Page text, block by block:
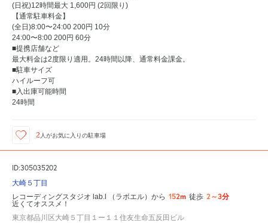
(日祝)12時間最大 1,600円 (2回限り)
【通常駐車料金】
(全日)8:00〜24:00 200円 10分
24:00〜8:00 200円 60分
■提携店舗など
最大料金は2度限り適用。24時間以降、通常料金課金。
■駐車サイズ
ハイルーフ可
■入出庫可能時間
24時間
2 人がお気に入りの駐車場
ID:305035202
大崎５丁目
レコーディングスタジオ lab.l （ラボエル）から 152m 徒歩 2～3分
近くてオススメ！
東京都品川区大崎５丁目１ー１１住友生命五反田ビル